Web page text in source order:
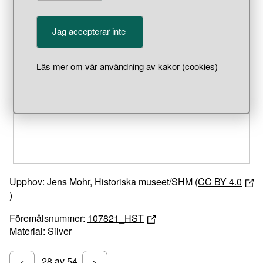
Jag accepterar inte
Läs mer om vår användning av kakor (cookies)
Unable to open [object Object]: HTTP 0 attempting to load
TileSource
Upphov: Jens Mohr, Historiska museet/SHM (CC BY 4.0
)
Föremålsnummer: 107821_HST
Material: Silver